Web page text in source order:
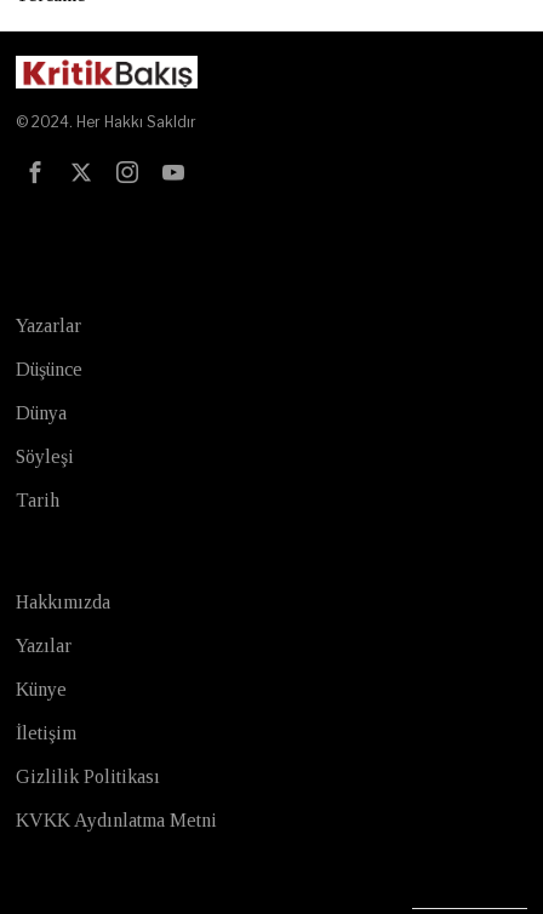
© 2024. Her Hakkı Sakldır
Yazarlar
Düşünce
Dünya
Söyleşi
Tarih
Hakkımızda
Yazılar
Künye
İletişim
Gizlilik Politikası
KVKK Aydınlatma Metni